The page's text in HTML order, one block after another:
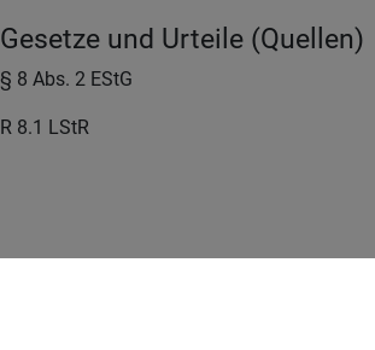
Gesetze und Urteile (Quellen)
§ 8 Abs. 2 EStG
R 8.1 LStR